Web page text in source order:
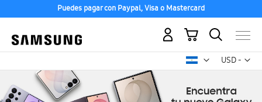
Puedes pagar con Paypal, Visa o Mastercard
USD -
dólar
Mi carrito